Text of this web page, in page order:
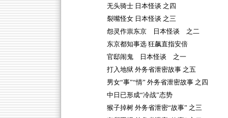
无头骑士 日本怪谈 之四
裂嘴怪女 日本怪谈 之三
怨灵作祟东京 日本怪谈 之二
东京都知事选 狂飙直指安倍
官邸闹鬼 日本怪谈 之一
打入地狱 外务省泄密故事 之五
男女“事”“情” 外务省泄密故事 之四
中日已形成“冷战”态势
猴子掉树 外务省泄密“故事” 之三